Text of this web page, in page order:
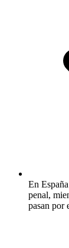
En
penal,
pasan por